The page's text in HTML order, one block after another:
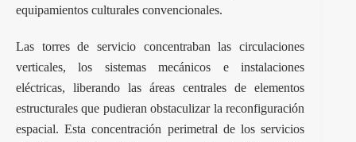
equipamientos culturales convencionales.
Las torres de servicio concentraban las circulaciones
verticales, los sistemas mecánicos e instalaciones
eléctricas, liberando las áreas centrales de elementos
estructurales que pudieran obstaculizar la reconfiguración
espacial. Esta concentración perimetral de los servicios